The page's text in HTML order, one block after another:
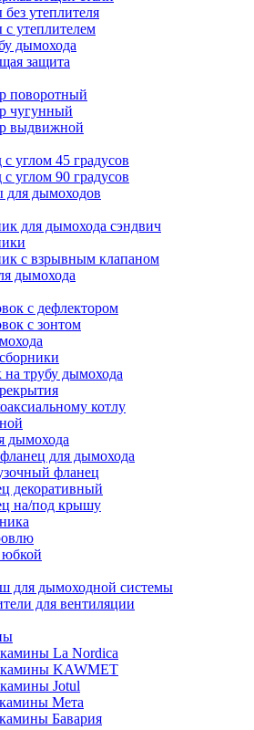
утеплителя
с утеплителем
дымохода
защита
поворотный
чугунный
выдвижной
углом 45 градусов
углом 90 градусов
для дымоходов
для дымохода сэндвич
с взрывным клапаном
дымохода
с дефлектором
с зонтом
трубу дымохода
котлу
дымохода
для дымохода
фланец
декоративный
на/под крышу
для дымоходной системы
для вентиляции
La Nordica
KAWMET
Jotul
Мета
Бавария